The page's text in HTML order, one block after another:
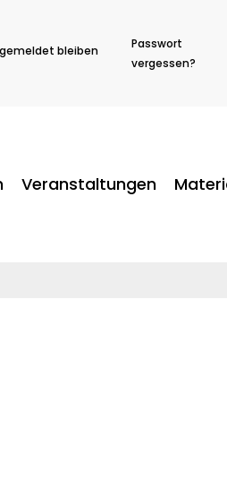
bleiben
Passwort
vergessen?
Veranstaltungen